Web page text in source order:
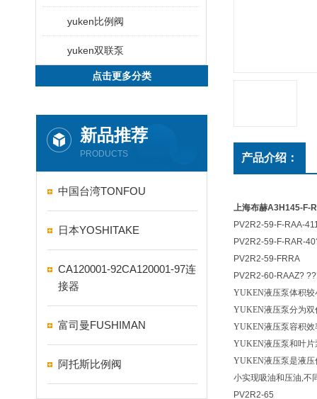
yuken比例阀
yuken双联泵
点击更多分类
新品推荐
PRODUCTS
中国台湾TONFOU
日本YOSHITAKE
CA120001-92CA120001-97连
接器
富司曼FUSHIMAN
阿托斯比例阀
产品介绍：
上海布赫A3H145-F-
PV2R2-59-F-RAA-
PV2R2-59-F-RAR-
PV2R2-59-FRRA
PV2R2-60-RAAZ?
YUKEN液压泵体积
YUKEN液压泵分为
YUKEN液压泵容积
YUKEN液压泵和叶
YUKEN液压泵是液
小实现吸油和压油,不
PV2R2-65